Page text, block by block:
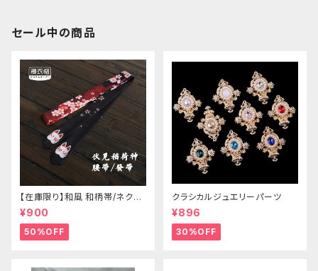
セール中の商品
【在庫限り】和風 和柄帯/ネクタ
イ/リボン（狐面/金魚
¥900
50%OFF
クラシカルジュエリーパーツ
¥896
30%OFF